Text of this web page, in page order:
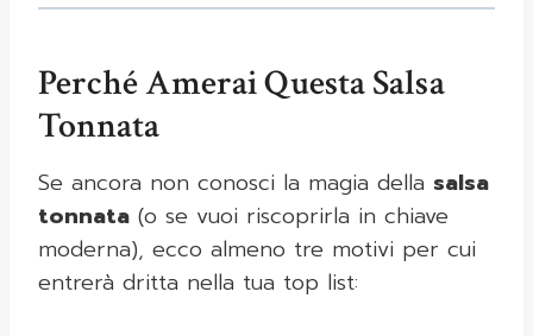
Perché Amerai Questa Salsa
Tonnata
Se ancora non conosci la magia della salsa
tonnata (o se vuoi riscoprirla in chiave
moderna), ecco almeno tre motivi per cui
entrerà dritta nella tua top list: